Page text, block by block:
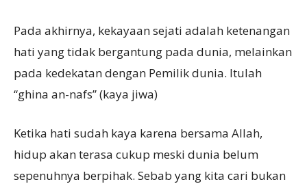
Pada akhirnya, kekayaan sejati adalah ketenangan
hati yang tidak bergantung pada dunia, melainkan
pada kedekatan dengan Pemilik dunia. Itulah
“ghina an-nafs” (kaya jiwa)
Ketika hati sudah kaya karena bersama Allah,
hidup akan terasa cukup meski dunia belum
sepenuhnya berpihak. Sebab yang kita cari bukan